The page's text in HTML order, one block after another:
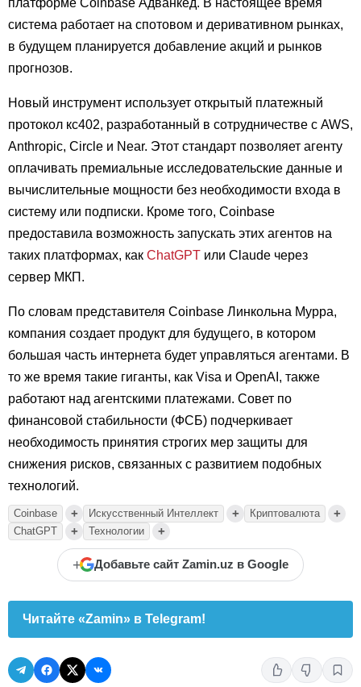
система работает на спотовом и деривативном рынках,
в будущем планируется добавление акций и рынков
прогнозов.
Новый инструмент использует открытый платежный
протокол кс402, разработанный в сотрудничестве с AWS,
Anthropic, Circle и Near. Этот стандарт позволяет агенту
оплачивать премиальные исследовательские данные и
вычислительные мощности без необходимости входа в
систему или подписки. Кроме того, Coinbase
предоставила возможность запускать этих агентов на
таких платформах, как ChatGPT или Claude через
сервер МКП.
По словам представителя Coinbase Линкольна Мурра,
компания создает продукт для будущего, в котором
большая часть интернета будет управляться агентами. В
то же время такие гиганты, как Visa и OpenAI, также
работают над агентскими платежами. Совет по
финансовой стабильности (ФСБ) подчеркивает
необходимость принятия строгих мер защиты для
снижения рисков, связанных с развитием подобных
технологий.
Coinbase + Искусственный Интеллект + Криптовалюта +
ChatGPT + Технологии +
+ Добавьте сайт Zamin.uz в Google
Читайте «Zamin» в Telegram!